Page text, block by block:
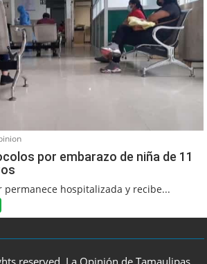
por embarazo de niña de 11
hospitalizada y recibe...
reserved, La Opinión de Tamaulipas